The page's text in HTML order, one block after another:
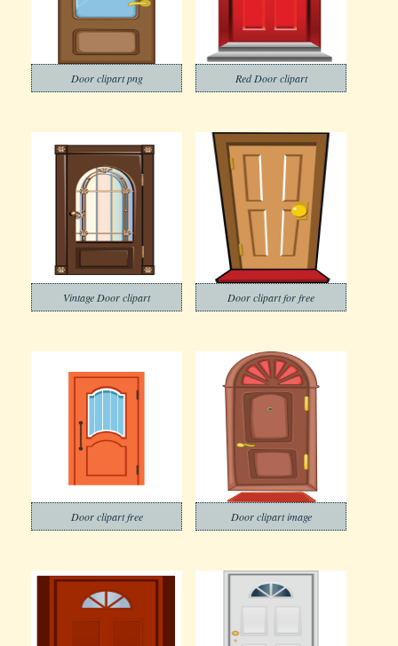
Door clipart png Red Door clipart
Vintage Door clipart Door clipart for free
Door clipart free Door clipart image